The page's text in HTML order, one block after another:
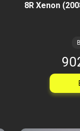
8R Xenon